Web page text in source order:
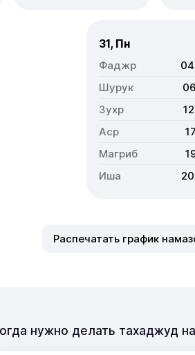
31, Пн
Распечатать график
нужно делать тахаджуд